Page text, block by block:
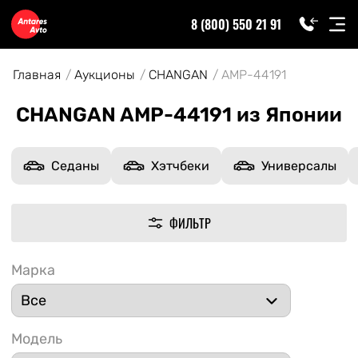
8 (800) 550 21 91
Главная Аукционы CHANGAN AMP-44191
CHANGAN AMP-44191 из Японии
Седаны Хэтчбеки Универсалы
ФИЛЬТР
Марка
Модель